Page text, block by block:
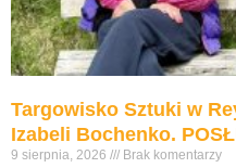
Targowisko Sztuki w
Izabeli Bochenko.
9 sierpnia, 2026 Brak komentarzy